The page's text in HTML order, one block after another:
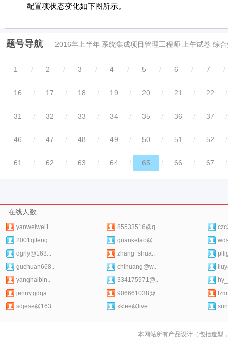
配置项状态变化如下图所示。
题号导航 2016年上半年 系统集成项目管理工程师 上午试卷 综
1 / 2 / 3 / 4 / 5 / 6 / 7 /
16 / 17 / 18 / 19 / 20 / 21 / 22 /
31 / 32 / 33 / 34 / 35 / 36 / 37 /
46 / 47 / 48 / 49 / 50 / 51 / 52 /
61 / 62 / 63 / 64 / 65 / 66 / 67 /
在线人数
yanweiwei1.. 85533516@q..
2001qifeng..
guanketao@..
dgrly@163...
zhang_shua..
guchuan668..
chihuang@w..
yanghaibin..
334175971@..
jenny.gdqa..
906661038@..
sdjese@163..
xklee@live..
本网站所有产品设计（包括造型